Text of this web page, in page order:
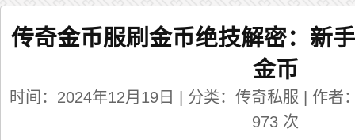
传奇金币服刷金币绝技解密：新
金币
时间：2024年12月19日 | 分类：传奇私服 | 作者
973 次